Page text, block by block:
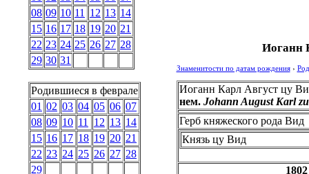
08 09 10 11 12 13 14
15 16 17 18 19 20 21
22 23 24 25 26 27 28
29 30 31
Родившиеся в феврале
01 02 03 04 05 06 07
08 09 10 11 12 13 14
15 16 17 18 19 20 21
22 23 24 25 26 27 28
29
Иоганн
Знаменитости по датам рождения›
Иоганн Карл Август цу
нем. Johann August Karl
Герб княжеского рода Вид
Князь цу Вид